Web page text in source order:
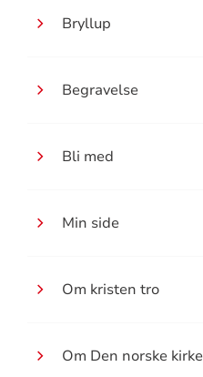
Bryllup
Begravelse
Bli med
Min side
Om kristen tro
Om Den norske kirke